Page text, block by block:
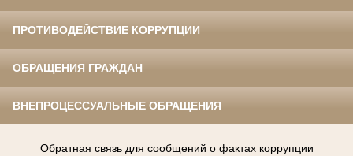
ПРОТИВОДЕЙСТВИЕ КОРРУПЦИИ
ОБРАЩЕНИЯ ГРАЖДАН
ВНЕПРОЦЕССУАЛЬНЫЕ ОБРАЩЕНИЯ
Обратная связь для сообщений о фактах коррупции